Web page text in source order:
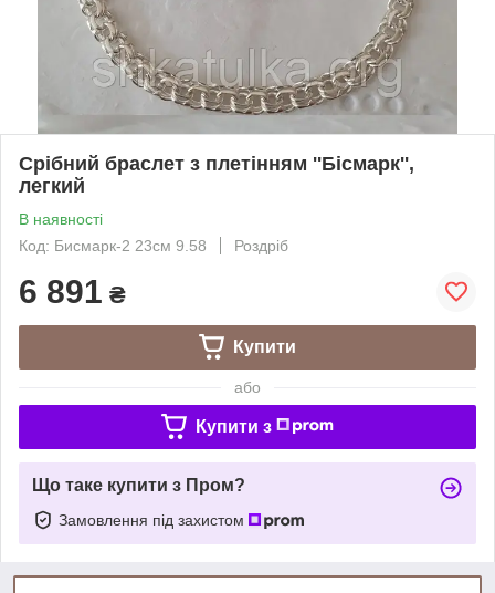
Срібний браслет з плетінням ''Бісмарк'',
легкий
В наявності
Код: Бисмарк-2 23см 9.58
Роздріб
6 891 ₴
Купити
або
Купити з
Що таке купити з Пром?
Замовлення під захистом